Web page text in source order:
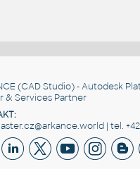
(CAD Studio) - Autodesk
& Services Partner
| tel.